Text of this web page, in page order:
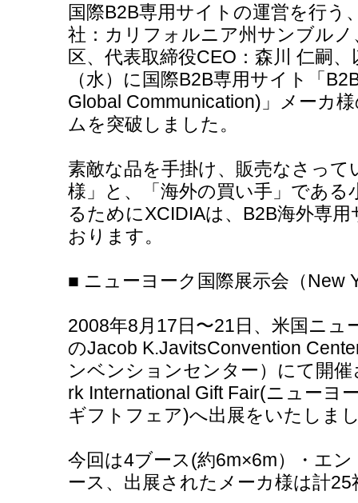
国際B2B専用サイトの運営を行う
社：カリフォルニア州サンブルノ
区、代表取締役CEO：森川 仁嗣
（水）に国際B2B専用サイト「
Global Communication)」メーカ
ムを突破しました。
素敵な品を手掛け、販売なさって
様」と、「海外の買い手」である
るためにXCIDIAは、B2B海外専用
おります。
■ ニューヨーク国際展示会（New
2008年8月17日〜21日、米国ニュ
のJacob K.JavitsConvention
ンベンションセンター）にて開
rk International Gift Fair(ニューヨ
ギフトフェア)へ出展をいたしま
今回は4ブース(約6m×6m）・エ
ース、出展されたメーカ様は計25